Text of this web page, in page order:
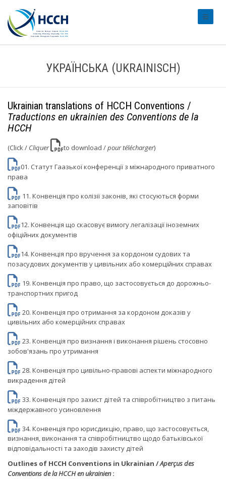
УКРАЇНСЬКА (UKRAINISCH)
Ukrainian translations of HCCH Conventions /
Traductions en ukrainien des Conventions de la
HCCH
(Click / Cliquer to download /pour télécharger)
01. Статут Гаазької конференцiї з мiжнародного приватного
права
11. Конвенція про колізії законів, які стосуються форми
заповітів
12. Конвенція що скасовує вимогу легалізації іноземних
офіційних документів
14. Конвенція про вручення за кордоном судових та
позасудових документів у цивільних або комерційних справах
19. Конвенція про право, що застосовується до дорожньо-
транспортних пригод
20. Конвенція про отримання за кордоном доказів у
цивільних або комерційних справах
23. Конвенція про визнання і виконання рішень стосовно
зобов'язань про утримання
28. Конвенція про цивільно-правові аспекти міжнародного
викрадення дітей
33. Конвенція про захист дітей та співробітництво з питань
міждержавного усиновлення
34. Конвенція про юрисдикцію, право, що застосовується,
визнання, виконання та співробітництво щодо батьківської
відповідальності та заходів захисту дітей
Outlines of HCCH Conventions in Ukrainian /Aperçus des
Conventions de la HCCH en ukrainien: